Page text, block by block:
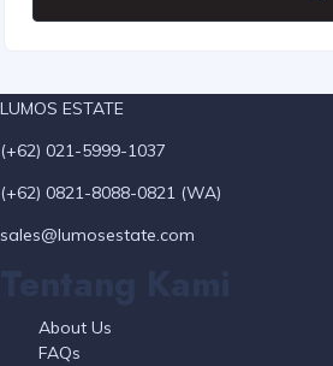
LUMOS ESTATE
(+62) 021-5999-1037
(+62) 0821-8088-0821 (WA)
sales@lumosestate.com
About Us
FAQs